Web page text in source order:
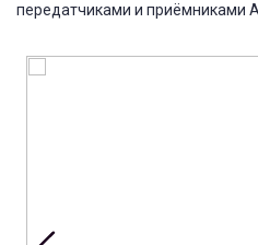
передатчиками и приёмниками